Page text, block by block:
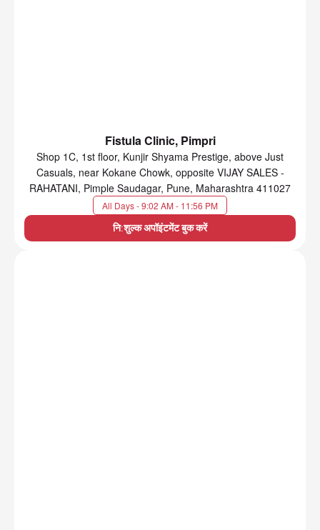
Fistula Clinic, Pimpri
Shop 1C, 1st floor, Kunjir Shyama Prestige, above Just
Casuals, near Kokane Chowk, opposite VIJAY SALES -
RAHATANI, Pimple Saudagar, Pune, Maharashtra 411027
All Days - 9:02 AM - 11:56 PM
नि:शुल्क अपॉइंटमेंट बुक करें